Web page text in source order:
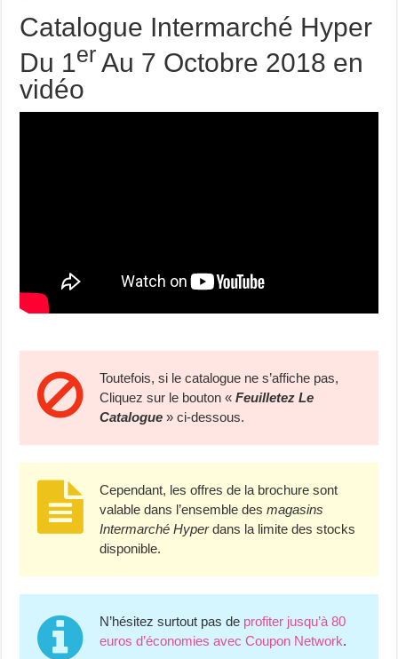
Catalogue Intermarché Hyper
Du 1er Au 7 Octobre 2018 en
vidéo
Toutefois, si le catalogue ne s’affiche pas,
Cliquez sur le bouton «Feuilletez Le
Catalogue » ci-dessous.
Cependant, les offres de la brochure sont
valable dans l’ensemble desmagasins
Intermarché Hyperdans la limite des stocks
disponible.
N’hésitez surtout pas de profiter jusqu’à 80
euros d’économies avec Coupon Network.